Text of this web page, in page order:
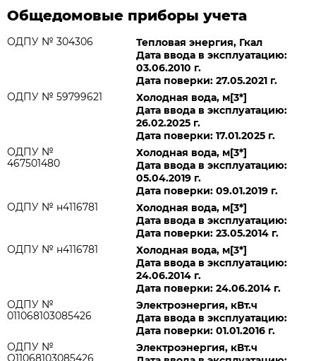
Общедомовые приборы учета
ОДПУ № 304306
Тепловая энергия, Гкал
Дата ввода в эксплуатацию:
03.06.2010 г.
Дата поверки: 27.05.2021 г.
ОДПУ № 59799621
Холодная вода, м[3*]
Дата ввода в эксплуатацию:
26.02.2025 г.
Дата поверки: 17.01.2025 г.
ОДПУ №
467501480
Холодная вода, м[3*]
Дата ввода в эксплуатацию:
05.04.2019 г.
Дата поверки: 09.01.2019 г.
ОДПУ № н4116781
Холодная вода, м[3*]
Дата ввода в эксплуатацию:
Дата поверки: 23.05.2014 г.
ОДПУ № н4116781
Холодная вода, м[3*]
Дата ввода в эксплуатацию:
24.06.2014 г.
Дата поверки: 24.06.2014 г.
ОДПУ №
011068103085426
Электроэнергия, кВт.ч
Дата ввода в эксплуатацию:
Дата поверки: 01.01.2016 г.
ОДПУ №
О11068103085426
Электроэнергия, кВт.ч